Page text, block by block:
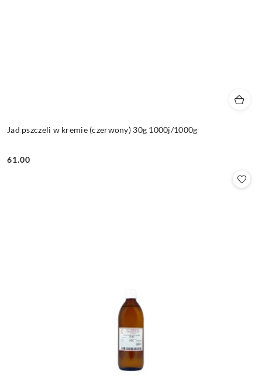
Jad pszczeli w kremie (czerwony) 30g 1000j/1000g
Cena:
61.00